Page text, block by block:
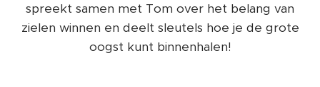
spreekt samen met Tom over het belang van
zielen winnen en deelt sleutels hoe je de grote
oogst kunt binnenhalen!